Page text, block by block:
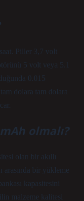
Piller 3,7 volt
5 volt veya 5.1
0.015
dolara tam dolara
olmalı?
olan bir akıllı
bir yükleme
kapasitesini
malzeme kalitesi